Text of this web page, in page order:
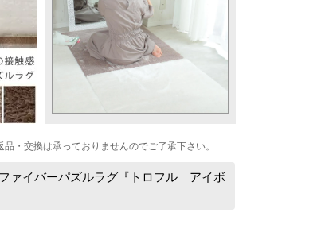
・交換は承っておりませんのでご了承下さい。
ァイバーパズルラグ『トロフル アイボ